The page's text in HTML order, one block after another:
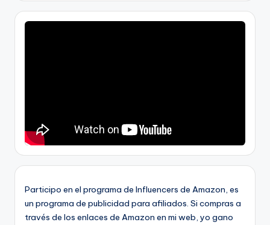
Participo en el programa de Influencers de Amazon, es
un programa de publicidad para afiliados. Si compras a
través de los enlaces de Amazon en mi web, yo gano